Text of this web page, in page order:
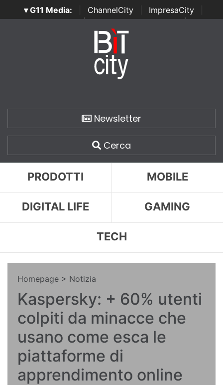
▾ G11 Media: ChannelCity ImpresaCity
SecurityOpenLab | Italian Channel Awards | Italian
Italian Security Awards
Newsletter
Cerca
PRODOTTI MOBILE
DIGITAL LIFE GAMING
TECH
Homepage > Notizia
Kaspersky: + 60% utenti
colpiti da minacce che
usano come esca le
piattaforme di
apprendimento online